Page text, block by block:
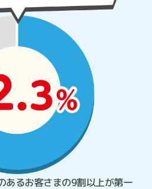
あるお客さまの9割以上が第一